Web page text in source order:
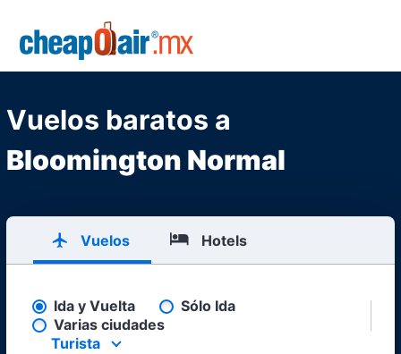
Skip to main content
Vuelos baratos a
Bloomington Normal
Vuelos Hotels
Pick your flight type
Ida y Vuelta
Sólo Ida
Varias ciudades
Select your preferred seating class.
Turista